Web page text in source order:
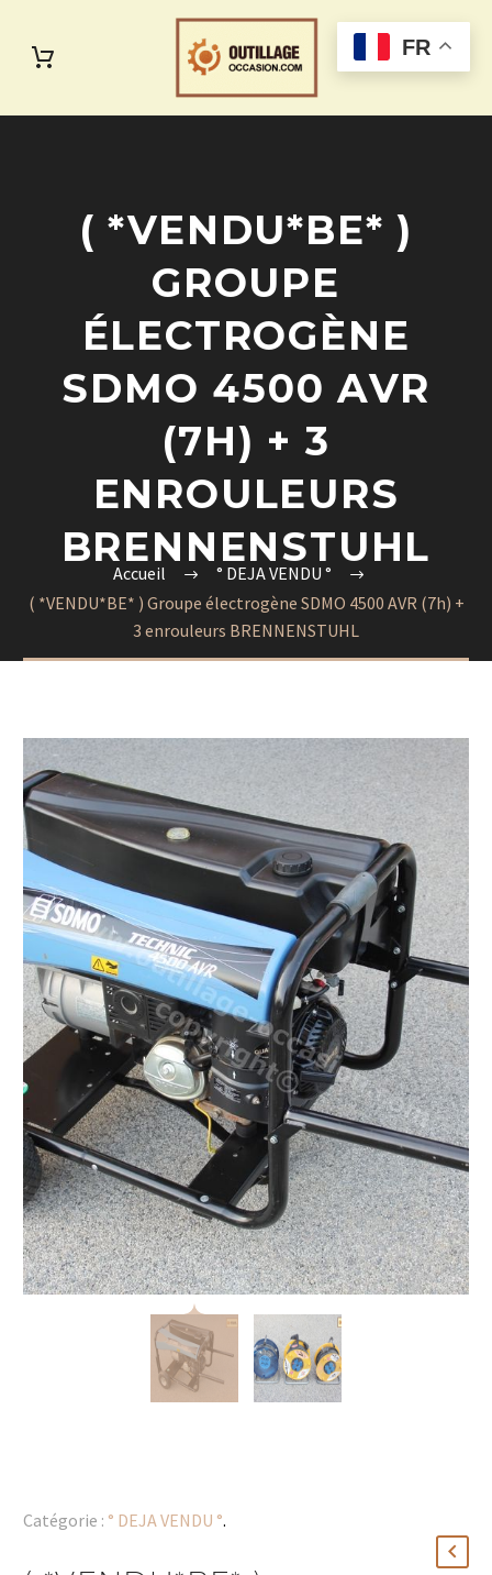
( *VENDU*BE* )
GROUPE
ÉLECTROGÈNE
SDMO 4500 AVR
(7H) + 3
ENROULEURS
BRENNENSTUHL
Accueil
° DEJA VENDU °
( *VENDU*BE* ) Groupe électrogène SDMO 4500 AVR (7h) +
3 enrouleurs BRENNENSTUHL
Catégorie : ° DEJA VENDU °.
FR